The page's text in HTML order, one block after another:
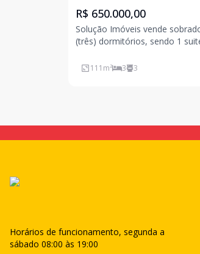
R$ 650.000,00
Solução Imóveis vende
(três) dormitórios, sendo 1 suite, 03
laminado em toda a extensão
churrasqueira e lavanderia
111 m² 3 3
Horários de funcionamento, segunda a
sábado 08:00 às 19:00